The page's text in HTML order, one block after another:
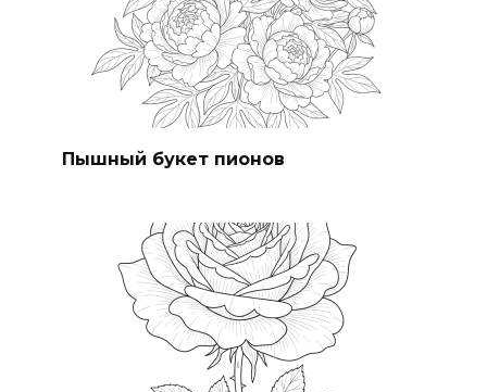
Пышный букет пионов